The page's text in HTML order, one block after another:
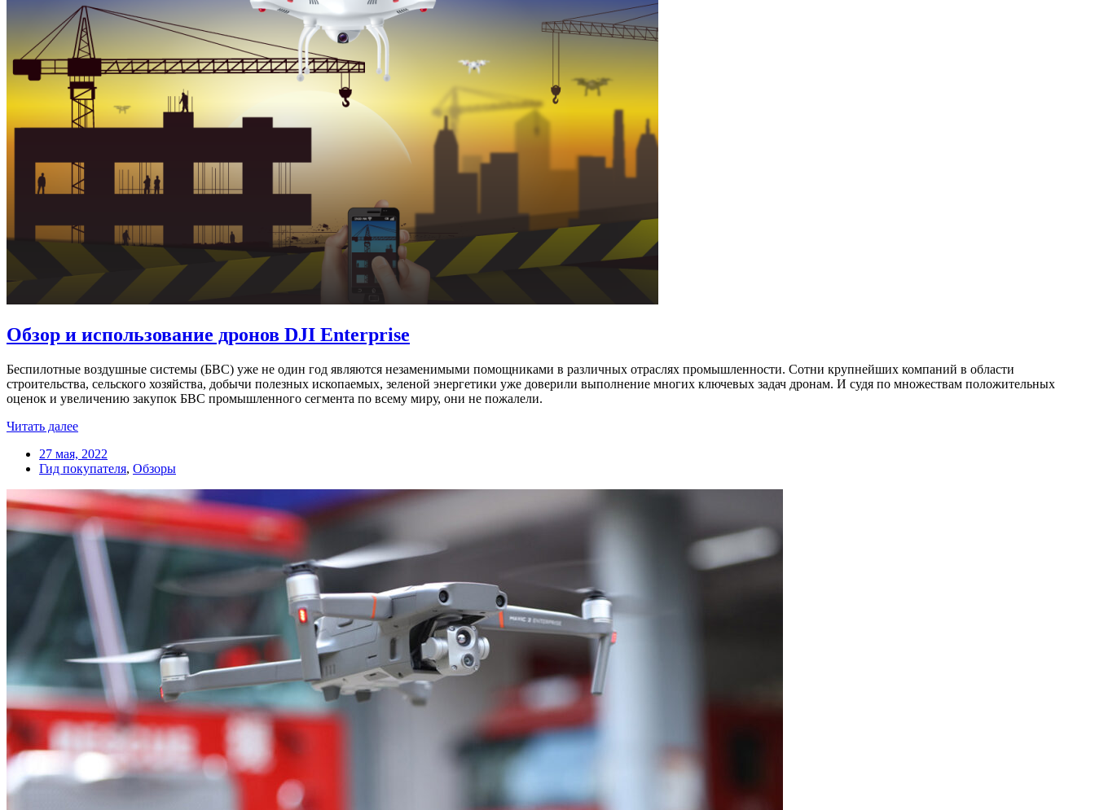
Обзор и использование дронов DJI Enterprise
Беспилотные воздушные системы (БВС) уже не один год являются незаменимыми помощниками в различных отраслях промышленности. Сотни крупнейших компаний в области
строительства, сельского хозяйства, добычи полезных ископаемых, зеленой энергетики уже доверили выполнение многих ключевых задач дронам. И судя по множествам положительных
оценок и увеличению закупок БВС промышленного сегмента по всему миру, они не пожалели.
Читать далее
27 мая, 2022
Гид покупателя, Обзоры